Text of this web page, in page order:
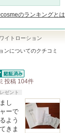
のランキングとは
イトローション
ンについてのクチコミ
済
投稿 104件
ゼント
し
ーで
よう
きま